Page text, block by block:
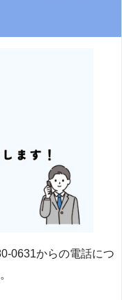
0631からの電話につ